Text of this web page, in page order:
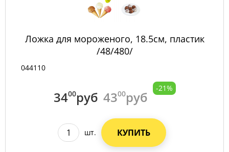
Ложка для мороженого, 18.5см, пластик
/48/480/
044110
3400руб 4300руб
-21%
шт. КУПИТЬ